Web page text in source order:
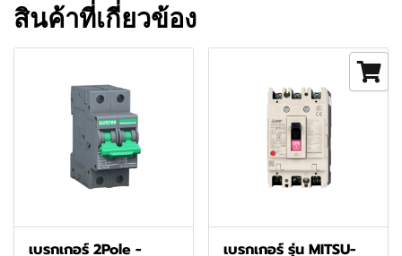
สินค้าที่เกี่ยวข้อง
เบรกเกอร์ 2Pole - เบรกเกอร์ รุ่น MITSU-